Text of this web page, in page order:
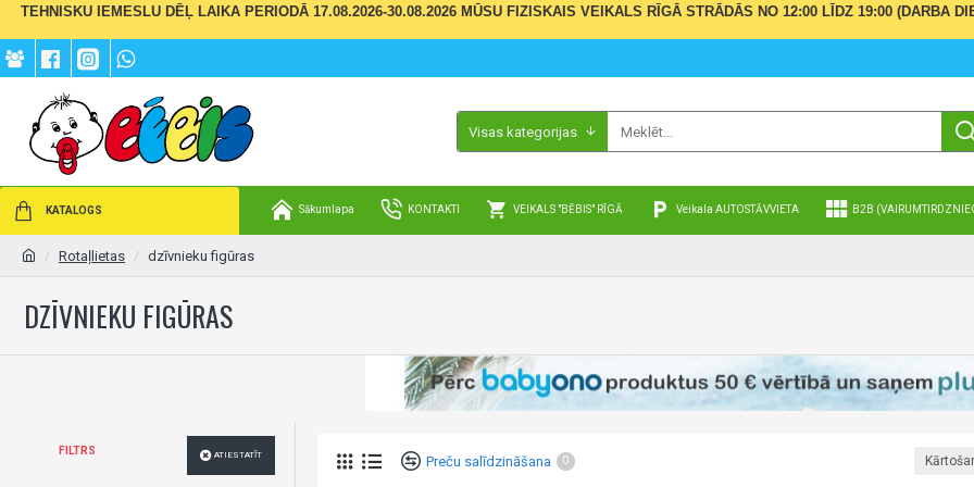
TEHNISKU IEMESLU DĒĻ LAIKA PERIODĀ 17.08.2026-30.08.2026 MŪSU FIZISKAIS VEIKALS RĪGĀ STRĀDĀS NO 12:00 LĪDZ 19:00 (DARBA
Visas kategorijas
KATALOGS Sākumlapa KONTAKTI VEIKALS "BĒBIS" RĪGĀ Veikala AUTOSTĀVVIETA B2B
Rotaļlietas dzīvnieku figūras
DZĪVNIEKU FIGŪRAS
FILTRS ATIESTATĪT Preču salīdzināšana 0